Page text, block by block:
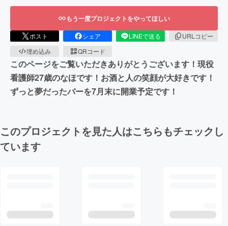
もう一度プロジェクトをやってほしい
ポスト シェア LINEで送る
URLコピー
埋め込み
QRコード
このページをご覧いただきありがとうございます！現役
看護師27歳のなほです！お酒と人の笑顔が大好きです！
ずっと夢だったバーを7月末に開業予定です！
このプロジェクトを見た人はこちらもチェックし
ています